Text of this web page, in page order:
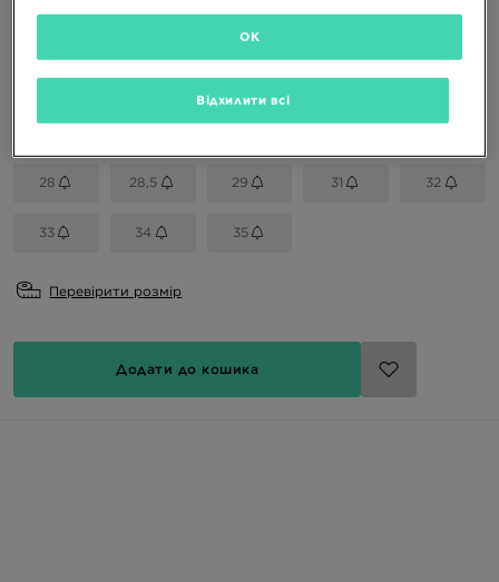
Доступні Кольори
Вибери розмір
EU US
28 28,5 29 31 32
33 34 35
Перевірити розмір
Додати до кошика
Відхилити всі
OK